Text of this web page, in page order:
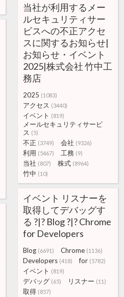
当社が利用するメー
ルセキュリティサー
ビスへの不正アクセ
スに関するお知らせ|
お知らせ・イベント
2025|株式会社 竹中工
務店
2025 (1083)
アクセス (3440)
イベント (819)
メールセキュリティサービ
ス (5)
不正 (3749) 会社 (9326)
利用 (5467) 工務 (9)
当社 (807) 株式 (8964)
竹中 (10)
イベント リスナーを
取得してデバッグす
る ?|? Blog ?|? Chrome
for Developers
Blog (6691) Chrome (1136)
Developers (418) for (5782)
イベント (819)
デバッグ (65) リスナー (11)
取得 (857)